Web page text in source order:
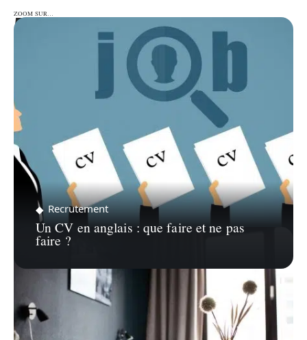
ZOOM SUR…
ZOOM SUR…
Recrutement
Un CV en anglais : que faire et ne pas
faire ?